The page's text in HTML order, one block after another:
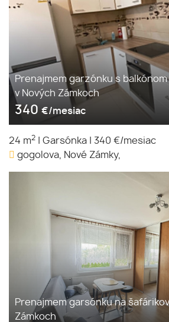
Prenajmem garzónku s
v Nových Zámkoch
340 €/mesiac
24 m2 Garsónka
340 €/mesiac
gogolova, Nové Zámky,
Prenajmem garsónku na
Zámkoch